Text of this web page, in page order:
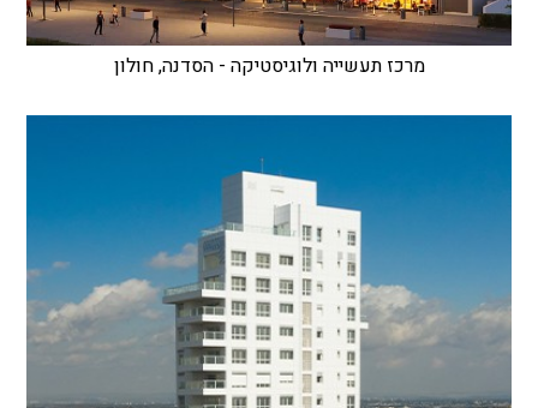
מרכז תעשייה ולוגיסטיקה - הסדנה, חולון